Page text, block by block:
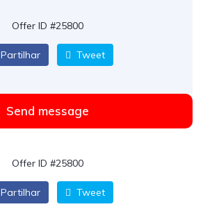
Offer ID #25800
Partilhar Tweet
Send message
Offer ID #25800
Partilhar Tweet